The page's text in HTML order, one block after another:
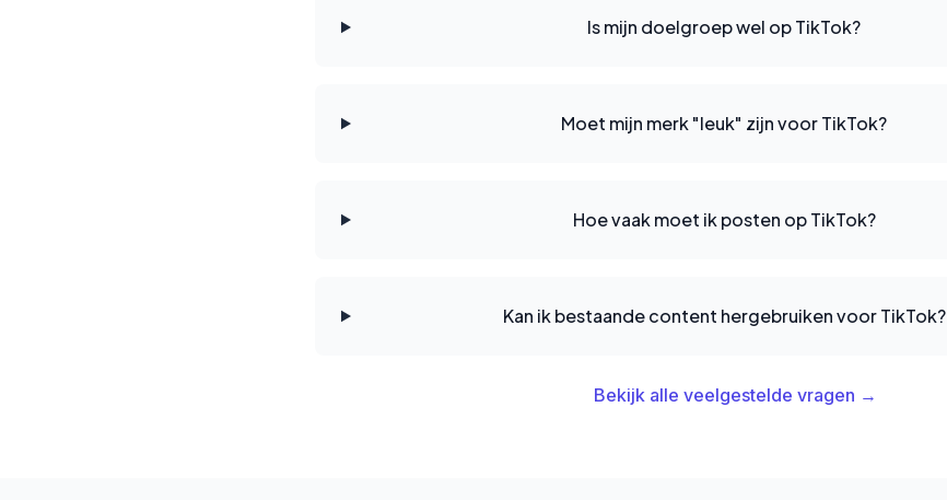
Is mijn doelgroep wel op TikTok?
Moet mijn merk "leuk" zijn voor TikTok?
Hoe vaak moet ik posten op TikTok?
Kan ik bestaande content hergebruiken voor TikTok?
Bekijk alle veelgestelde vragen →